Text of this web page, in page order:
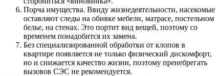
Порча имущества. Ввиду жизнедеятельности, насекомые
оставляют следы на обивке мебели, матрасе, постельном
белье, на стенах. Это портит вид вещей, поэтому со
временем понадобится их замена.
Без специализированной обработки от клопов в
квартире появляется не только физический дискомфорт,
но и снижается качество жизни, поэтому пренебрегать
вызовов СЭС не рекомендуется.